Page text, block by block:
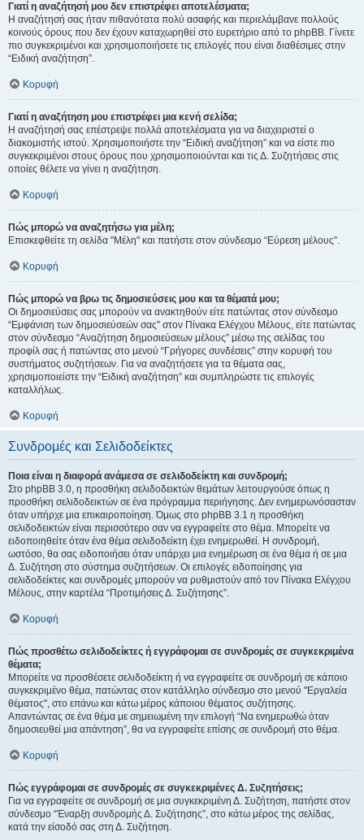
Γιατί η αναζήτησή μου δεν επιστρέφει αποτελέσματα;
Η αναζήτησή σας ήταν πιθανότατα πολύ ασαφής και περιελάμβανε πολλούς
κοινούς όρους που δεν έχουν καταχωρηθεί στο ευρετήριο από το phpBB. Γίνετε
πιο συγκεκριμένοι και χρησιμοποιήσετε τις επιλογές που είναι διαθέσιμες στην
“Ειδική αναζήτηση”.
Κορυφή
Γιατί η αναζήτηση μου επιστρέφει μια κενή σελίδα;
Η αναζήτησή σας επέστρεψε πολλά αποτελέσματα για να διαχειριστεί ο
διακομιστής ιστού. Χρησιμοποιήστε την “Ειδική αναζήτηση” και να είστε πιο
συγκεκριμένοι στους όρους που χρησιμοποιούνται και τις Δ. Συζητήσεις στις
οποίες θέλετε να γίνει η αναζήτηση.
Κορυφή
Πώς μπορώ να αναζητήσω για μέλη;
Επισκεφθείτε τη σελίδα "Μέλη" και πατήστε στον σύνδεσμο “Εύρεση μέλους”.
Κορυφή
Πώς μπορώ να βρω τις δημοσιεύσεις μου και τα θέματά μου;
Οι δημοσιεύσεις σας μπορούν να ανακτηθούν είτε πατώντας στον σύνδεσμο
“Εμφάνιση των δημοσιεύσεών σας” στον Πίνακα Ελέγχου Μέλους, είτε πατώντας
στον σύνδεσμο “Αναζήτηση δημοσιεύσεων μέλους” μέσω της σελίδας του
προφίλ σας ή πατώντας στο μενού “Γρήγορες συνδέσεις” στην κορυφή του
συστήματος συζητήσεων. Για να αναζητήσετε για τα θέματα σας,
χρησιμοποιείστε την “Ειδική αναζήτηση” και συμπληρώστε τις επιλογές
καταλλήλως.
Κορυφή
Συνδρομές και Σελιδοδείκτες
Ποια είναι η διαφορά ανάμεσα σε σελιδοδείκτη και συνδρομή;
Στο phpBB 3.0, η προσθήκη σελιδοδεικτών θεμάτων λειτουργούσε όπως η
προσθήκη σελιδοδεικτών σε ένα πρόγραμμα περιήγησης. Δεν ενημερωνόσασταν
όταν υπήρχε μια επικαιροποίηση. Όμως στο phpBB 3.1 η προσθήκη
σελιδοδεικτών είναι περισσότερο σαν να εγγραφείτε στο θέμα. Μπορείτε να
ειδοποιηθείτε όταν ένα θέμα σελιδοδείκτη έχει ενημερωθεί. Η συνδρομή,
ωστόσο, θα σας ειδοποιήσει όταν υπάρχει μια ενημέρωση σε ένα θέμα ή σε μια
Δ. Συζήτηση στο σύστημα συζητήσεων. Οι επιλογές ειδοποίησης για
σελιδοδείκτες και συνδρομές μπορούν να ρυθμιστούν από τον Πίνακα Ελέγχου
Μέλους, στην καρτέλα “Προτιμήσεις Δ. Συζήτησης”.
Κορυφή
Πώς προσθέτω σελιδοδείκτες ή εγγράφομαι σε συνδρομές σε συγκεκριμένα
θέματα;
Μπορείτε να προσθέσετε σελιδοδείκτη ή να εγγραφείτε σε συνδρομή σε κάποιο
συγκεκριμένο θέμα, πατώντας στον κατάλληλο σύνδεσμο στο μενού "Εργαλεία
θέματος", στο επάνω και κάτω μέρος κάποιου θέματος συζήτησης.
Απαντώντας σε ένα θέμα με σημειωμένη την επιλογή “Να ενημερωθώ όταν
δημοσιευθεί μια απάντηση”, θα να εγγραφείτε επίσης σε συνδρομή στο θέμα.
Κορυφή
Πώς εγγράφομαι σε συνδρομές σε συγκεκριμένες Δ. Συζητήσεις;
Για να εγγραφείτε σε συνδρομή σε μια συγκεκριμένη Δ. Συζήτηση, πατήστε στον
σύνδεσμο “Έναρξη συνδρομής Δ. Συζήτησης”, στο κάτω μέρος της σελίδας,
κατά την είσοδό σας στη Δ. Συζήτηση.